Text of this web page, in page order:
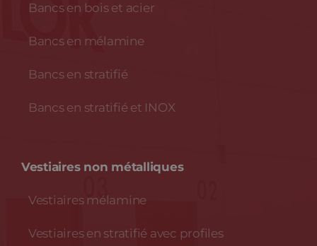
Bancs en bois et acier
Bancs en mélamine
Bancs en stratifié
Bancs en stratifié et INOX
Vestiaires non métalliques
Vestiaires mélamine
Vestiaires en stratifié avec profiles